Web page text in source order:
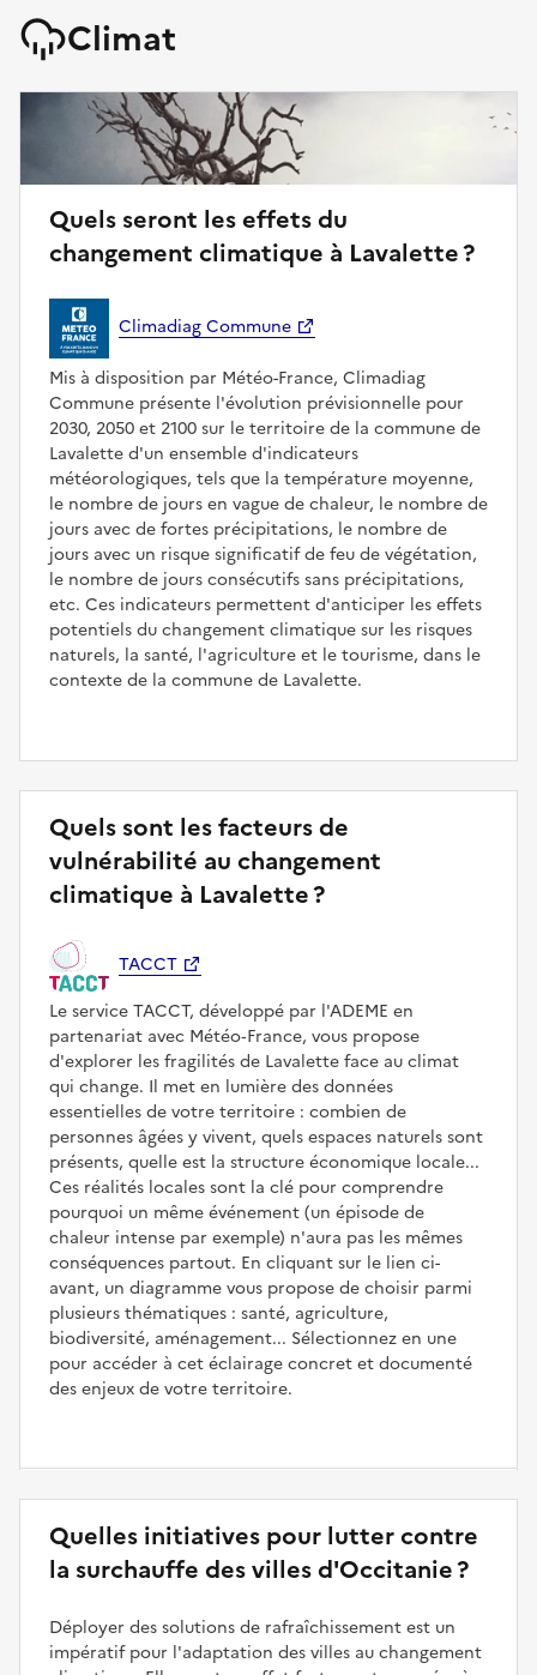
Climat
Quels seront les effets du
changement climatique à Lavalette ?
Climadiag Commune
Mis à disposition par Météo-France, Climadiag
Commune présente l'évolution prévisionnelle pour
2030, 2050 et 2100 sur le territoire de la commune de
Lavalette d'un ensemble d'indicateurs
météorologiques, tels que la température moyenne,
le nombre de jours en vague de chaleur, le nombre de
jours avec de fortes précipitations, le nombre de
jours avec un risque significatif de feu de végétation,
le nombre de jours consécutifs sans précipitations,
etc. Ces indicateurs permettent d'anticiper les effets
potentiels du changement climatique sur les risques
naturels, la santé, l'agriculture et le tourisme, dans le
contexte de la commune de Lavalette.
Quels sont les facteurs de
vulnérabilité au changement
climatique à Lavalette ?
TACCT
Le service TACCT, développé par l'ADEME en
partenariat avec Météo‑France, vous propose
d'explorer les fragilités de Lavalette face au climat
qui change. Il met en lumière des données
essentielles de votre territoire : combien de
personnes âgées y vivent, quels espaces naturels sont
présents, quelle est la structure économique locale...
Ces réalités locales sont la clé pour comprendre
pourquoi un même événement (un épisode de
chaleur intense par exemple) n'aura pas les mêmes
conséquences partout. En cliquant sur le lien ci-
avant, un diagramme vous propose de choisir parmi
plusieurs thématiques : santé, agriculture,
biodiversité, aménagement... Sélectionnez en une
pour accéder à cet éclairage concret et documenté
des enjeux de votre territoire.
Quelles initiatives pour lutter contre
la surchauffe des villes d'Occitanie ?
Déployer des solutions de rafraîchissement est un
impératif pour l'adaptation des villes au changement